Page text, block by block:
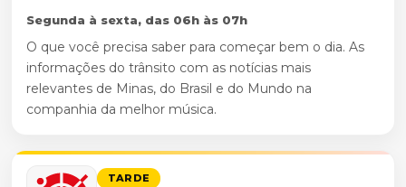
Segunda à sexta, das 06h às 07h
O que você precisa saber para começar bem o dia. As
informações do trânsito com as notícias mais
relevantes de Minas, do Brasil e do Mundo na
companhia da melhor música.
TARDE